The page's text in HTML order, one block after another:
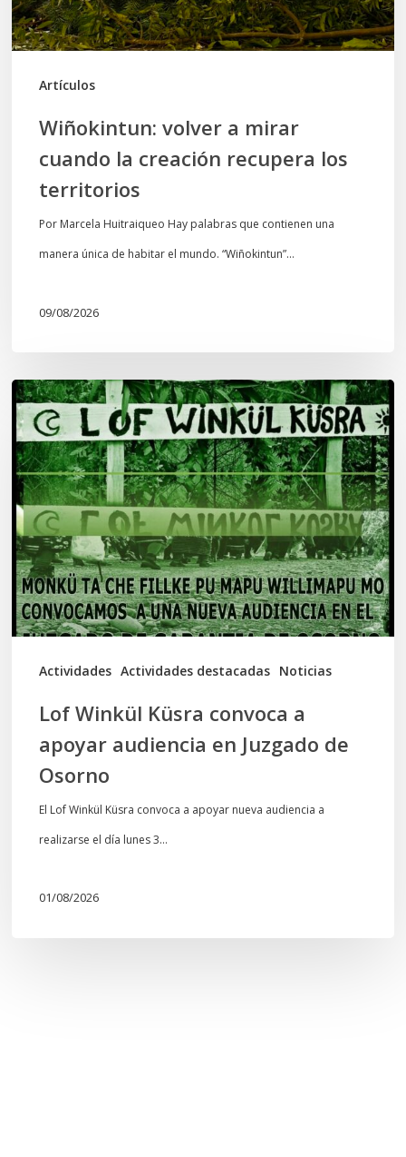
Artículos
recupera
los
territorios
Wiñokintun: volver a mirar
cuando la creación recupera los
territorios
Por Marcela Huitraiqueo Hay palabras que contienen una
manera única de habitar el mundo. “Wiñokintun”…
09/08/2026
Actividades Actividades destacadas Noticias
Lof
Winkül
Küsra
convoca
a
apoyar
audiencia
en
Juzgado
Lof Winkül Küsra convoca a
apoyar audiencia en Juzgado de
Osorno
El Lof Winkül Küsra convoca a apoyar nueva audiencia a
realizarse el día lunes 3…
01/08/2026